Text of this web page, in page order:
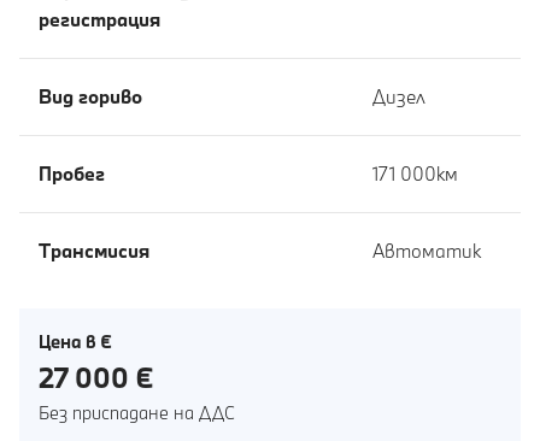
регистрация
Вид гориво Дизел
Пробег 171 000км
Tрансмисия Автоматик
Цена в €
27 000 €
Без приспадане на ДДС